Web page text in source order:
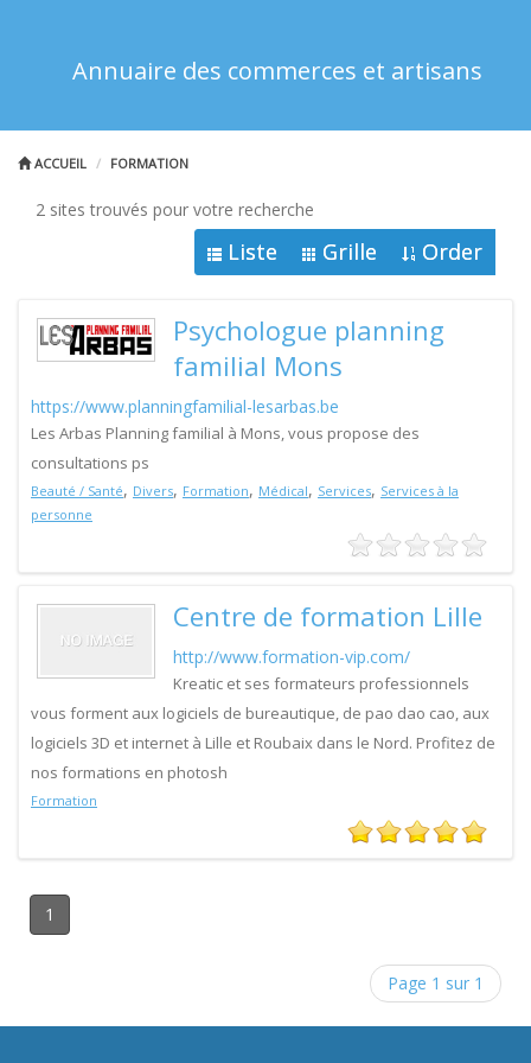
Annuaire des commerces et artisans
ACCUEIL FORMATION
2 sites trouvés pour votre recherche
Liste Grille Order
Psychologue planning
familial Mons
https://www.planningfamilial-lesarbas.be
Les Arbas Planning familial à Mons, vous propose des
consultations ps
Beauté / Santé, Divers, Formation, Médical, Services, Services à la
personne
Centre de formation Lille
http://www.formation-vip.com/
Kreatic et ses formateurs professionnels
vous forment aux logiciels de bureautique, de pao dao cao, aux
logiciels 3D et internet à Lille et Roubaix dans le Nord. Profitez de
nos formations en photosh
Formation
1
Page 1 sur 1